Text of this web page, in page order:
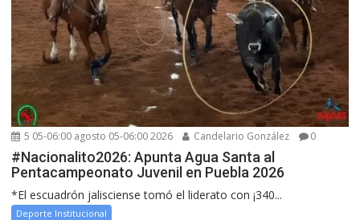
5 05-06:00 agosto 05-06:00 2026 Candelario González 0
#Nacionalito2026: Apunta Agua Santa al
Pentacampeonato Juvenil en Puebla 2026
*El escuadrón jalisciense tomó el liderato con ¡340...
Deporte Institucional